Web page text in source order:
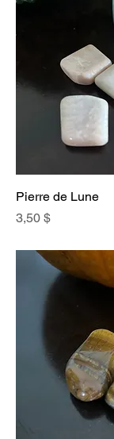
Pierre de Lune
Prix
3,50 $